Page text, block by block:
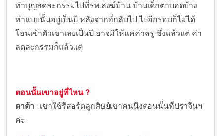
ทำบุญลดละกรรมไปที่รพ.สงฆ์บ้าน บ้านเด็กตาบอดบ้าง
ทำแบบนั้นอยู่เป็นปี หลังจากที่กลับไป ไปอีกรอบก็ไม่ได้
โอนเข้าตัวเขาเลยเป็นปี อาจมีให้แค่ค่าครู ซึ่งแล้วแต่ ค่า
ลดละกรรมก็แล้วแต่
ตอนนั้นเขาอยู่ที่ไหน ?
ดาต้า : เขาใช้รีสอร์ตลูกศิษย์เขาคนนึงตอนนั้นที่ปราจีนฯ
ค่ะ